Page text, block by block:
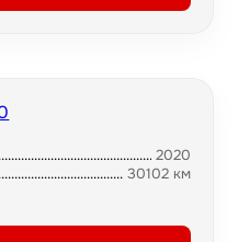
2020
30102 км